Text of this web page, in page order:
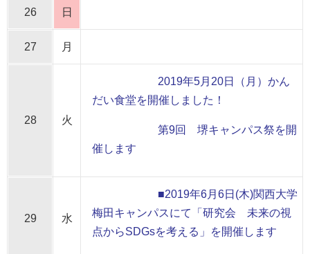
26 日
27 月
28 火
2019年5月20日（月）かん
だい食堂を開催しました！
第9回 堺キャンパス祭を開
催します
29 水
■2019年6月6日(木)関西大学
梅田キャンパスにて「研究会 未来の視
点からSDGsを考える」を開催します